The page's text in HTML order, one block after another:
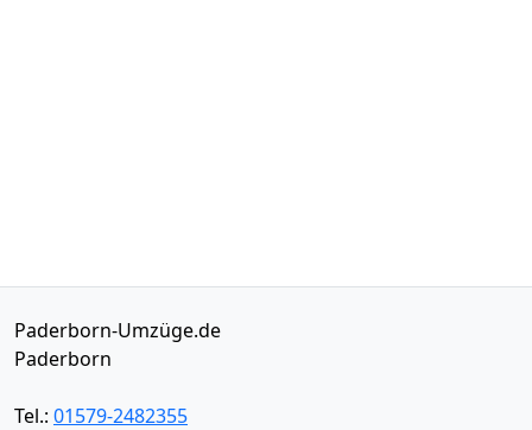
Paderborn-Umzüge.de
Paderborn
Tel.: 01579-2482355